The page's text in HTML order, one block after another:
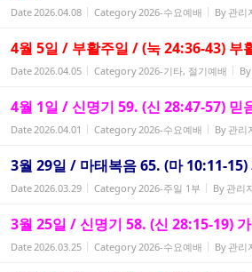
Date2026.04.08 Category2026-수요예배 By 관리
4월 5일 / 부활주일 / (눅 24:36-43) 부
Date2026.04.05 Category2026-기타, 절기예배 By
4월 1일 / 신명기 59. (신 28:47-57) 믿
Date2026.04.01 Category2026-수요예배 By 관리
3월 29일 / 마태복음 65. (마 10:11-
Date2026.03.29 Category2026-주일 1부 By 관리
3월 25일 / 신명기 58. (신 28:15-19)
Date2026.03.25 Category2026-수요예배 By 관리